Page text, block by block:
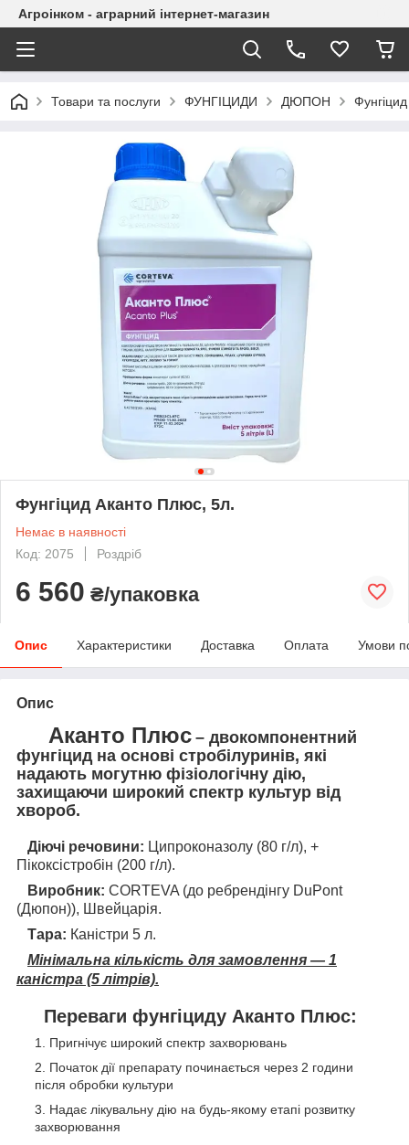
Агроінком - аграрний інтернет-магазин
Товари та послуги ФУНГІЦИДИ ДЮПОН
Фунгіцид Аканто Плюс, 5л.
Немає в наявності
Код: 2075
Роздріб
6 560 ₴/упаковка
Опис Характеристики Доставка Оплата Умови
Опис
Аканто Плюс – двокомпонентний
фунгіцид на основі стробілуринів, які
надають могутню фізіологічну дію,
захищаючи широкий спектр культур від
хвороб.
Діючі речовини: Ципроконазолу (80 г/л), +
Пікоксістробін (200 г/л).
Виробник: CORTEVA (до ребрендінгу DuPont
(Дюпон)), Швейцарія.
Тара: Каністри 5 л.
Мінімальна кількість для замовлення — 1
каністра (5 літрів).
Переваги фунгіциду Аканто Плюс:
Пригнічує широкий спектр захворювань
Початок дії препарату починається через 2 години
після обробки культури
Надає лікувальну дію на будь-якому етапі розвитку
захворювання